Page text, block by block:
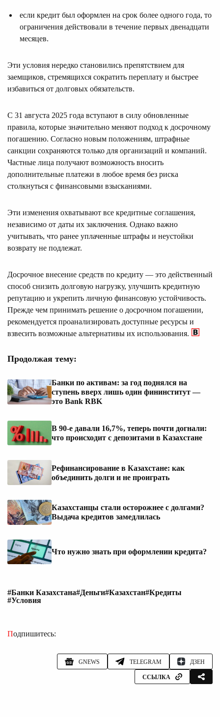
если кредит был оформлен на срок более одного года, то
ограничения действовали в течение первых двенадцати
месяцев.
Эти условия нередко становились препятствием для
заемщиков, стремящихся сократить переплату и быстрее
избавиться от долговых обязательств.
С 31 августа 2025 года вступают в силу обновленные
правила, которые значительно меняют подход к досрочному
погашению. Согласно новым положениям, штрафные
санкции сохраняются только для организаций и компаний.
Частные лица получают возможность вносить
дополнительные платежи в любое время без риска
столкнуться с финансовыми взысканиями.
Эти изменения охватывают все кредитные соглашения,
независимо от даты их заключения. Однако важно
учитывать, что ранее уплаченные штрафы и неустойки
возврату не подлежат.
Досрочное внесение средств по кредиту — это действенный
способ снизить долговую нагрузку, улучшить кредитную
репутацию и укрепить личную финансовую устойчивость.
Прежде чем принимать решение о досрочном погашении,
рекомендуется проанализировать доступные ресурсы и
взвесить возможные альтернативы их использования.
Продолжая тему:
Банки по активам: за год поднялся на
ступень вверх лишь один фининститут —
это Bank RBK
В 90-е давали 16,7%, теперь почти догнали:
что происходит с депозитами в Казахстане
Рефинансирование в Казахстане: как
объединить долги и не проиграть
Казахстанцы стали осторожнее с долгами?
Выдача кредитов замедлилась
Что нужно знать при оформлении кредита?
#Банки Казахстана#Деньги#Казахстан#Кредиты
#Условия
Подпишитесь:
GNEWS TELEGRAM ДЗЕН
ССЫЛКА